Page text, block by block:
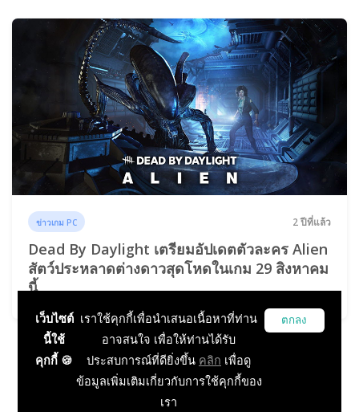
ข่าวเกม PC 2 ปีที่แล้ว
Dead By Daylight เตรียมอัปเดตตัวละคร Alien
สัตว์ประหลาดต่างดาวสุดโหดในเกม 29 สิงหาคม
นี้
1 2 3 4 5 6
47
เว็บไซต์
นี้ใช้
คุกกี้ 🍪
เราใช้คุกกี้เพื่อนำเสนอเนื้อหาที่ท่าน
อาจสนใจ เพื่อให้ท่านได้รับ
ประสบการณ์ที่ดียิ่งขึ้น คลิก เพื่อดู
ข้อมูลเพิ่มเติมเกี่ยวกับการใช้คุกกี้ของ
เรา
ตกลง